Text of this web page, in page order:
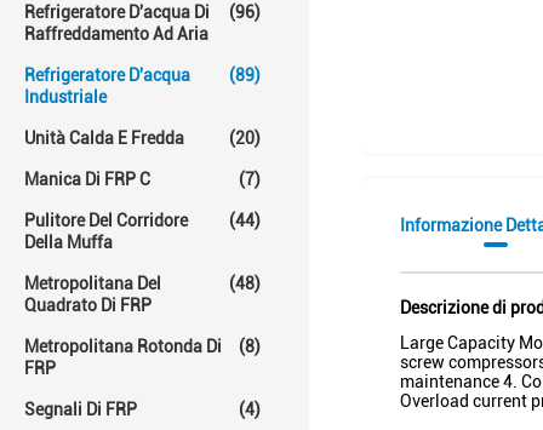
Refrigeratore D'acqua Di
Raffreddamento Ad Aria
(96)
Refrigeratore D'acqua
Industriale
(89)
Unità Calda E Fredda (20)
Manica Di FRP C (7)
Pulitore Del Corridore
Della Muffa
(44)
Metropolitana Del
Quadrato Di FRP
(48)
Metropolitana Rotonda Di
FRP
(8)
Segnali Di FRP (4)
Informazione
Descrizione di
Large Capacity
screw
maintenance 4.
Overload current